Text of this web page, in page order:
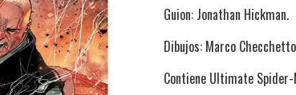
Guion: Jonathan Hickman.
Dibujos: Marco
Contiene Ultimate Spider-